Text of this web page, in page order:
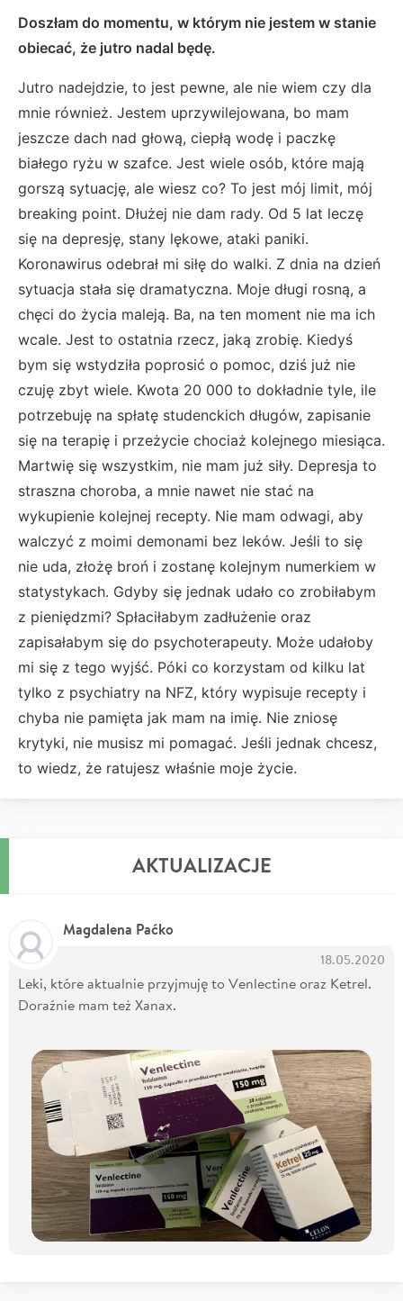
Doszłam do momentu, w którym nie jestem w stanie
obiecać, że jutro nadal będę.
Jutro nadejdzie, to jest pewne, ale nie wiem czy dla
mnie również. Jestem uprzywilejowana, bo mam
jeszcze dach nad głową, ciepłą wodę i paczkę
białego ryżu w szafce. Jest wiele osób, które mają
gorszą sytuację, ale wiesz co? To jest mój limit, mój
breaking point. Dłużej nie dam rady. Od 5 lat leczę
się na depresję, stany lękowe, ataki paniki.
Koronawirus odebrał mi siłę do walki. Z dnia na dzień
sytuacja stała się dramatyczna. Moje długi rosną, a
chęci do życia maleją. Ba, na ten moment nie ma ich
wcale. Jest to ostatnia rzecz, jaką zrobię. Kiedyś
bym się wstydziła poprosić o pomoc, dziś już nie
czuję zbyt wiele. Kwota 20 000 to dokładnie tyle, ile
potrzebuję na spłatę studenckich długów, zapisanie
się na terapię i przeżycie chociaż kolejnego miesiąca.
Martwię się wszystkim, nie mam już siły. Depresja to
straszna choroba, a mnie nawet nie stać na
wykupienie kolejnej recepty. Nie mam odwagi, aby
walczyć z moimi demonami bez leków. Jeśli to się
nie uda, złożę broń i zostanę kolejnym numerkiem w
statystykach. Gdyby się jednak udało co zrobiłabym
z pieniędzmi? Spłaciłabym zadłużenie oraz
zapisałabym się do psychoterapeuty. Może udałoby
mi się z tego wyjść. Póki co korzystam od kilku lat
tylko z psychiatry na NFZ, który wypisuje recepty i
chyba nie pamięta jak mam na imię. Nie zniosę
krytyki, nie musisz mi pomagać. Jeśli jednak chcesz,
to wiedz, że ratujesz właśnie moje życie.
AKTUALIZACJE
Magdalena Paćko
18.05.2020
Leki, które aktualnie przyjmuję to Venlectine oraz Ketrel.
Doraźnie mam też Xanax.